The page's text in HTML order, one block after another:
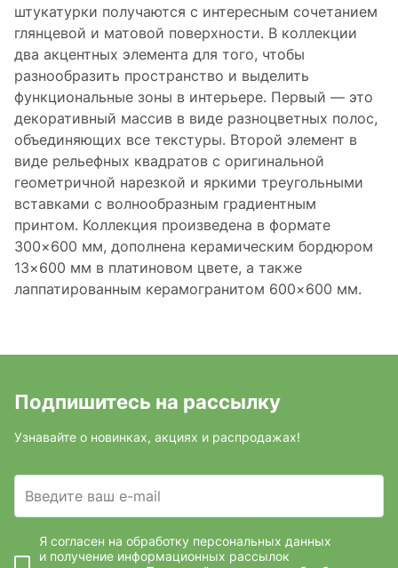
штукатурки получаются с интересным сочетанием
глянцевой и матовой поверхности. В коллекции
два акцентных элемента для того, чтобы
разнообразить пространство и выделить
функциональные зоны в интерьере. Первый — это
декоративный массив в виде разноцветных полос,
объединяющих все текстуры. Второй элемент в
виде рельефных квадратов с оригинальной
геометричной нарезкой и яркими треугольными
вставками с волнообразным градиентным
принтом. Коллекция произведена в формате
300×600 мм, дополнена керамическим бордюром
13×600 мм в платиновом цвете, а также
лаппатированным керамогранитом 600×600 мм.
Подпишитесь на рассылку
Узнавайте о новинках, акциях и распродажах!
Введите ваш e-mail
Я согласен на обработку персональных данных
и получение информационных рассылок